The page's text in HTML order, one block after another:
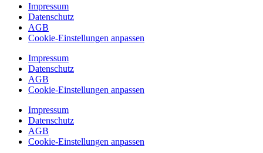
Impressum
Datenschutz
AGB
Cookie-Einstellungen anpassen
Impressum
Datenschutz
AGB
Cookie-Einstellungen anpassen
Impressum
Datenschutz
AGB
Cookie-Einstellungen anpassen